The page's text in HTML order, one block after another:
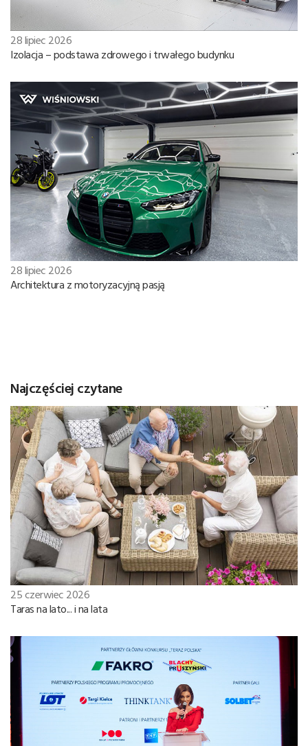
28 lipiec 2026
Izolacja – podstawa zdrowego i trwałego budynku
28 lipiec 2026
Architektura z motoryzacyjną pasją
Najczęściej czytane
25 czerwiec 2026
Taras na lato... i na lata